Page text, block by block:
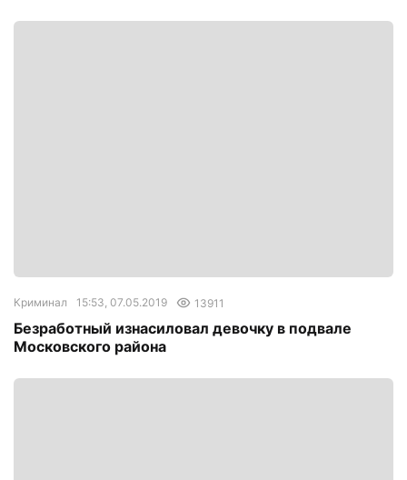
Криминал 15:53, 07.05.2019 13911
Безработный изнасиловал девочку в подвале
Московского района